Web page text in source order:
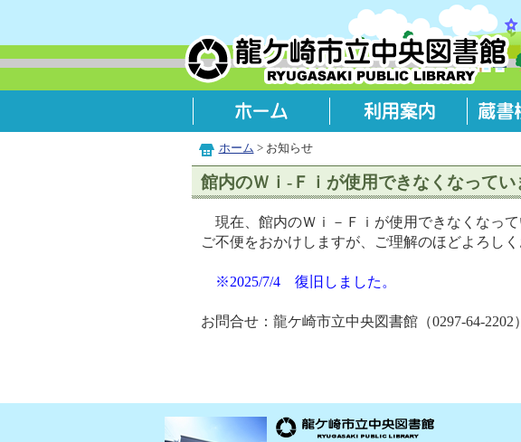
ホーム > お知らせ
館内のＷｉ-Ｆｉが使用できなくなってい
現在、館内のＷｉ－Ｆｉが使用できなくなっ
ご不便をおかけしますが、ご理解のほどよろしく
※2025/7/4 復旧しました。
お問合せ：龍ケ崎市立中央図書館（0297-64-2202）